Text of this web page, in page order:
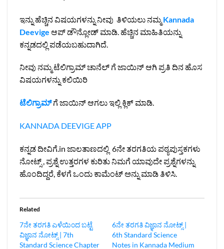
ಇನ್ನು ಹೆಚ್ಚಿನ ವಿಷಯಗಳನ್ನು ನೀವು ತಿಳಿಯಲು ನಮ್ಮ Kannada
Deevige ಆಪ್ ಡೌನ್ಲೋಡ್ ಮಾಡಿ. ಹೆಚ್ಚಿನ ಮಾಹಿತಿಯನ್ನು
ಕನ್ನಡದಲ್ಲಿ ಪಡೆಯಬಹುದಾಗಿದೆ.
ನೀವು ನಮ್ಮ ಟೆಲಿಗ್ರಾಮ್ ಚಾನೆಲ್ ಗೆ ಜಾಯಿನ್ ಆಗಿ ಪ್ರತಿ ದಿನ ಹೊಸ
ವಿಷಯಗಳನ್ನು ಕಲಿಯಿರಿ
ಟೆಲಿಗ್ರಾಮ್ಗೆ ಜಾಯಿನ್ ಆಗಲು ಇಲ್ಲಿ ಕ್ಲಿಕ್ ಮಾಡಿ.
KANNADA DEEVIGE APP
ಕನ್ನಡ ದೀವಿಗೆ.in ಜಾಲತಾಣದಲ್ಲಿ 6ನೇ ತರಗತಿಯ ಪಠ್ಯಪುಸ್ತಕಗಳು
ನೋಟ್ಸ್ , ಪ್ರಶ್ನೆ ಉತ್ತರಗಳ ಕುರಿತು ನಿಮಗೆ ಯಾವುದೇ ಪ್ರಶ್ನೆಗಳನ್ನು
ಹೊಂದಿದ್ದರೆ, ಕೆಳಗೆ ಒಂದು ಕಾಮೆಂಟ್ ಅನ್ನು ಮಾಡಿ ತಿಳಿಸಿ.
Related
7ನೇ ತರಗತಿ ಎಳೆಯಿಂದ ಬಟ್ಟೆ
ವಿಜ್ಞಾನ ನೋಟ್ಸ್‌ | 7th
Standard Science Chapter
6ನೇ ತರಗತಿ ವಿಜ್ಞಾನ ನೋಟ್ಸ್‌ |
6th Standard Science
Notes in Kannada Medium